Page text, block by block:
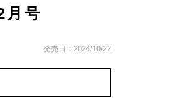
号
発売日：2024/10/22